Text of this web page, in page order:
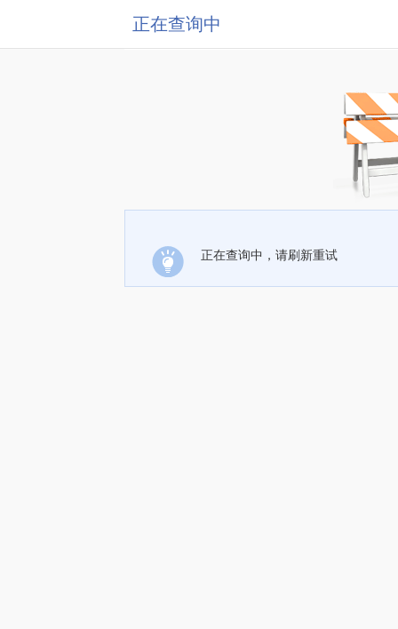
正在查询中
正在查询中，请刷新重试